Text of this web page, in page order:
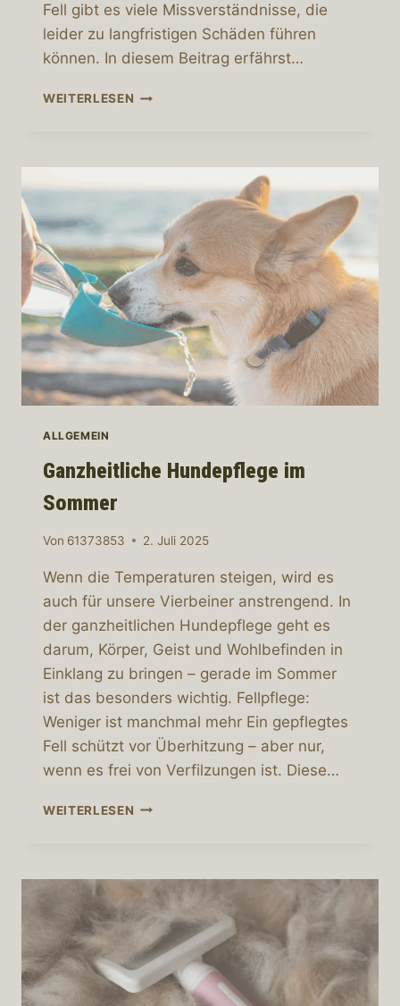
Fell gibt es viele Missverständnisse, die
leider zu langfristigen Schäden führen
können. In diesem Beitrag erfährst…
WEITERLESEN POMERANIAN-
UND
VERSTAND
ALLGEMEIN
Ganzheitliche Hundepflege im
Sommer
Von 61373853 2. Juli 2025
Wenn die Temperaturen steigen, wird es
auch für unsere Vierbeiner anstrengend. In
der ganzheitlichen Hundepflege geht es
darum, Körper, Geist und Wohlbefinden in
Einklang zu bringen – gerade im Sommer
ist das besonders wichtig. Fellpflege:
Weniger ist manchmal mehr Ein gepflegtes
Fell schützt vor Überhitzung – aber nur,
wenn es frei von Verfilzungen ist. Diese…
WEITERLESEN GANZHEITLICHE